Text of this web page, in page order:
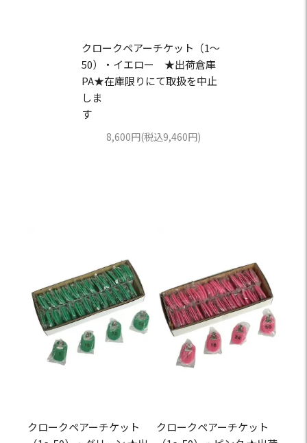
クロークペアーチケット（1～
50）・イエロー ★出荷倉庫
PA★在庫限りにて取扱を中止
しま
す
8,600円(税込9,460円)
クロークペアーチケット
クロークペアーチケット